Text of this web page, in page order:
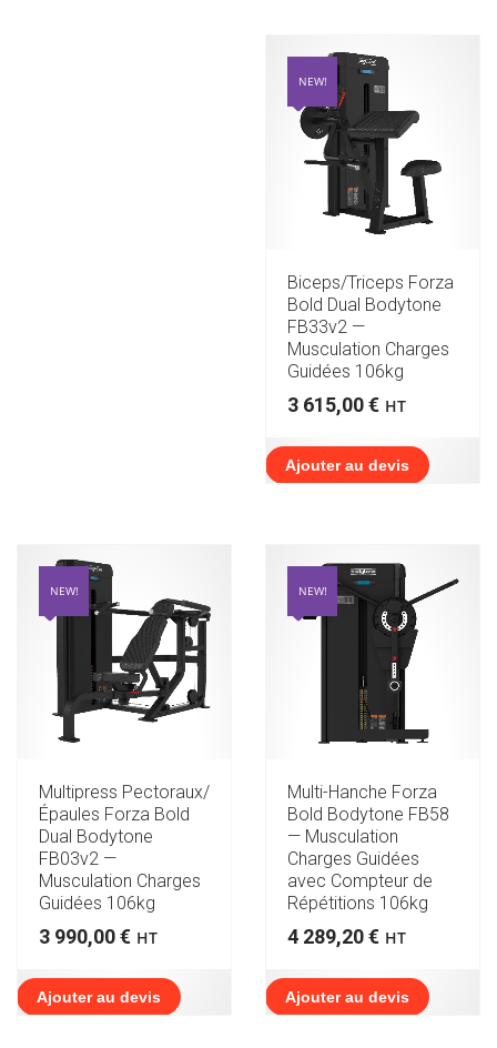
NEW!
Biceps/Triceps Forza
Bold Dual Bodytone
FB33v2 —
Musculation Charges
Guidées 106kg
3 615,00€ HT
Ajouter au devis
NEW!
Multipress Pectoraux/
Épaules Forza Bold
Dual Bodytone
FB03v2 —
Musculation Charges
Guidées 106kg
3 990,00€ HT
Ajouter au devis
NEW!
Multi-Hanche Forza
Bold Bodytone FB58
— Musculation
Charges Guidées
avec Compteur de
Répétitions 106kg
4 289,20€ HT
Ajouter au devis